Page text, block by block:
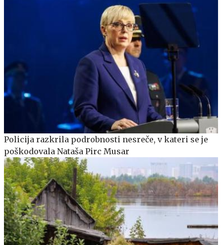
Policija razkrila podrobnosti nesreče, v kateri se je
poškodovala Nataša Pirc Musar